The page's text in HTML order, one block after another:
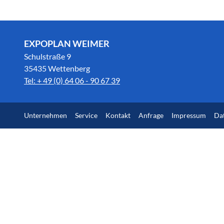
EXPOPLAN WEIMER
Schulstraße 9
35435 Wettenberg
Tel: + 49 (0) 64 06 - 90 67 39
Unternehmen Service Kontakt Anfrage Impressum